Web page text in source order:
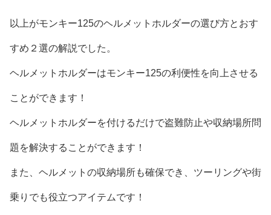
以上がモンキー125のヘルメットホルダーの選び方とおす
すめ２選の解説でした。
ヘルメットホルダーはモンキー125の利便性を向上させる
ことができます！
ヘルメットホルダーを付けるだけで盗難防止や収納場所問
題を解決することができます！
また、ヘルメットの収納場所も確保でき、ツーリングや街
乗りでも役立つアイテムです！